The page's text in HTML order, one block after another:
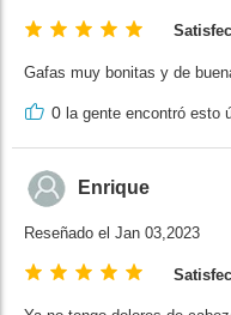
Gafas muy bonitas y de
0 la gente encontró esto
Enrique
Reseñado el Jan 03,2023